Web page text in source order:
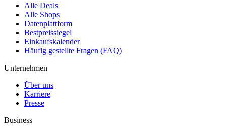
Alle Deals
Alle Shops
Datenplattform
Bestpreissiegel
Einkaufskalender
Häufig gestellte Fragen (FAQ)
Unternehmen
Über uns
Karriere
Presse
Business